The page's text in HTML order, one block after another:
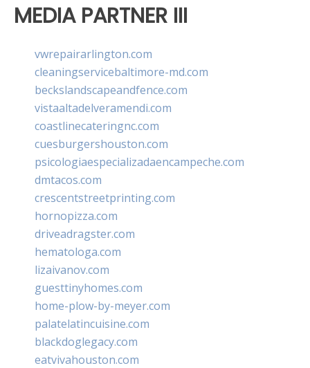
MEDIA PARTNER III
vwrepairarlington.com
cleaningservicebaltimore-md.com
beckslandscapeandfence.com
vistaaltadelveramendi.com
coastlinecateringnc.com
cuesburgershouston.com
psicologiaespecializadaencampeche.com
dmtacos.com
crescentstreetprinting.com
hornopizza.com
driveadragster.com
hematologa.com
lizaivanov.com
guesttinyhomes.com
home-plow-by-meyer.com
palatelatincuisine.com
blackdoglegacy.com
eatvivahouston.com